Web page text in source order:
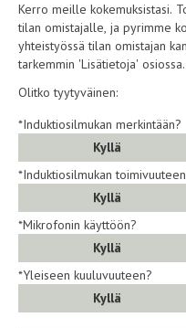
Kerro meille kokemuksistasi.
tilan omistajalle, ja pyrimme korjaamaan
yhteistyössä tilan omistajan
tarkemmin 'Lisätietoja' osiossa.
Olitko tyytyväinen:
*Induktiosilmukan merkintään?
Kyllä
*Induktiosilmukan
Kyllä
*Mikrofonin käyttöön?
Kyllä
*Yleiseen kuuluvuuteen?
Kyllä